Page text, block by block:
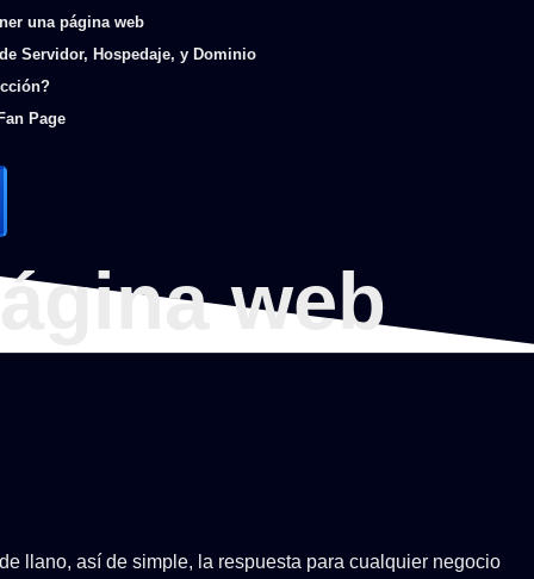
una página web
Servidor, Hospedaje, y Dominio
Page
web
llano, así de simple, la respuesta para cualquier negocio